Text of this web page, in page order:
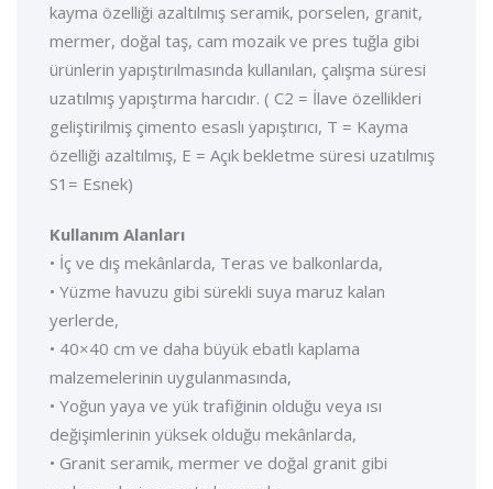
kayma özelliği azaltılmış seramik, porselen, granit,
mermer, doğal taş, cam mozaik ve pres tuğla gibi
ürünlerin yapıştırılmasında kullanılan, çalışma süresi
uzatılmış yapıştırma harcıdır. ( C2 = İlave özellikleri
geliştirilmiş çimento esaslı yapıştırıcı, T = Kayma
özelliği azaltılmış, E = Açık bekletme süresi uzatılmış
S1= Esnek)
Kullanım Alanları
• İç ve dış mekânlarda, Teras ve balkonlarda,
• Yüzme havuzu gibi sürekli suya maruz kalan
yerlerde,
• 40×40 cm ve daha büyük ebatlı kaplama
malzemelerinin uygulanmasında,
• Yoğun yaya ve yük trafiğinin olduğu veya ısı
değişimlerinin yüksek olduğu mekânlarda,
• Granit seramik, mermer ve doğal granit gibi